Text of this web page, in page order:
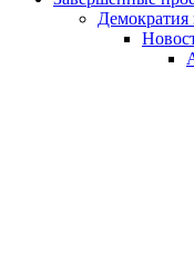
Демократия